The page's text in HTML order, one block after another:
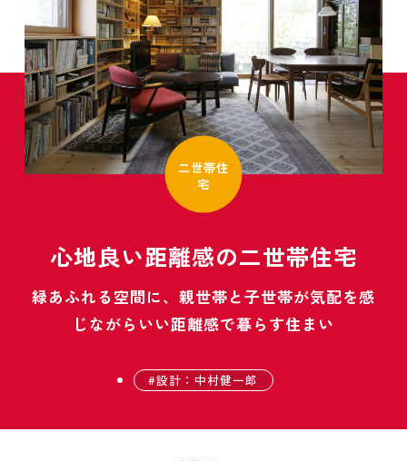
二世帯住
宅
心地良い距離感の二世帯住宅
緑あふれる空間に、親世帯と子世帯が気配を感
じながらいい距離感で暮らす住まい
設計：中村健一郎